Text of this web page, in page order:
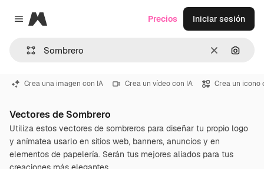
Close menu
Magnific
Borrar
Precios Iniciar sesión
Crea una imagen con IA Crea un vídeo con IA Crea un icono
Vectores de Sombrero
Utiliza estos vectores de sombreros para diseñar tu propio logo
y anímatea usarlo en sitios web, banners, anuncios y en
elementos de papelería. Serán tus mejores aliados para tus